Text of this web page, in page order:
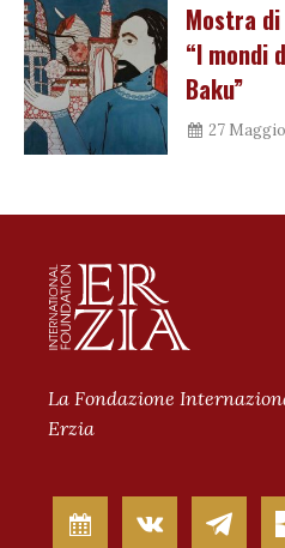
Mostra
“I mondi
Baku”
27
La Fondazione
Erzia